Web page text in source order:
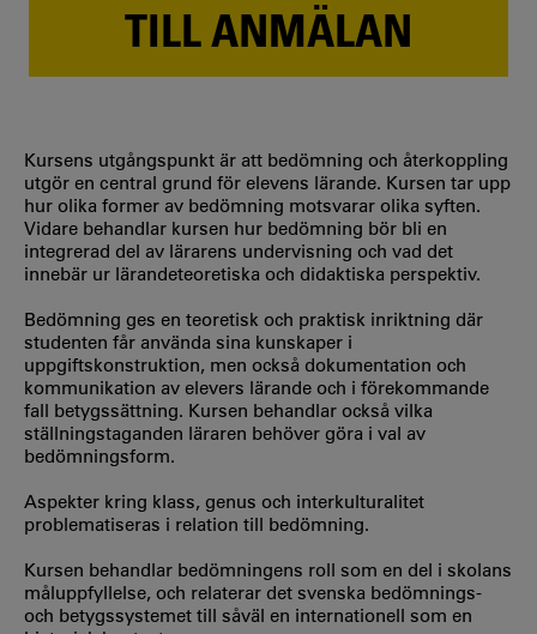
TILL ANMÄLAN
Kursens utgångspunkt är att bedömning och återkoppling
utgör en central grund för elevens lärande. Kursen tar upp
hur olika former av bedömning motsvarar olika syften.
Vidare behandlar kursen hur bedömning bör bli en
integrerad del av lärarens undervisning och vad det
innebär ur lärandeteoretiska och didaktiska perspektiv.
Bedömning ges en teoretisk och praktisk inriktning där
studenten får använda sina kunskaper i
uppgiftskonstruktion, men också dokumentation och
kommunikation av elevers lärande och i förekommande
fall betygssättning. Kursen behandlar också vilka
ställningstaganden läraren behöver göra i val av
bedömningsform.
Aspekter kring klass, genus och interkulturalitet
problematiseras i relation till bedömning.
Kursen behandlar bedömningens roll som en del i skolans
måluppfyllelse, och relaterar det svenska bedömnings-
och betygssystemet till såväl en internationell som en